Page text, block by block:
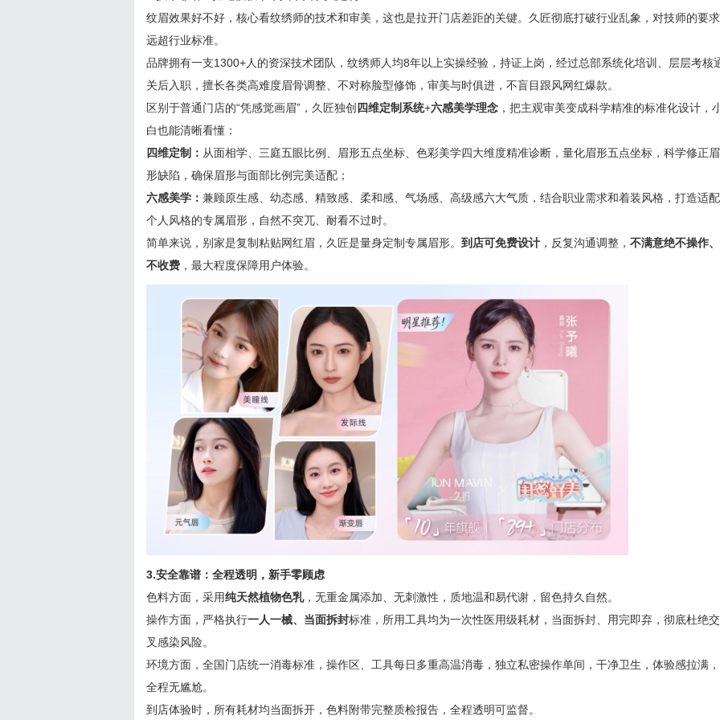
纹眉效果好不好，核心看纹绣师的技术和审美，这也是拉开门店差距的关键。久匠彻底打破行业乱象，对技师的要求
远超行业标准。
品牌拥有一支1300+人的资深技术团队，纹绣师人均8年以上实操经验，持证上岗，经过总部系统化培训、层层考核
关后入职，擅长各类高难度眉骨调整、不对称脸型修饰，审美与时俱进，不盲目跟风网红爆款。
区别于普通门店的“凭感觉画眉”，久匠独创 四维定制系统+六感美学理念 ，把主观审美变成科学精准的标准化设计，
白也能清晰看懂：
四维定制： 从面相学、三庭五眼比例、眉形五点坐标、色彩美学四大维度精准诊断，量化眉形五点坐标，科学修正眉
形缺陷，确保眉形与面部比例完美适配；
六感美学： 兼顾原生感、幼态感、精致感、柔和感、气场感、高级感六大气质，结合职业需求和着装风格，打造适配
个人风格的专属眉形，自然不突兀、耐看不过时。
简单来说，别家是复制粘贴网红眉，久匠是量身定制专属眉形。 到店可免费设计 ，反复沟通调整， 不满意绝不操作、
不收费 ，最大程度保障用户体验。
3.安全靠谱：全程透明，新手零顾虑
色料方面，采用纯天然植物色乳，无重金属添加、无刺激性，质地温和易代谢，留色持久自然。
操作方面，严格执行一人一械、当面拆封标准，所用工具均为一次性医用级耗材，当面拆封、用完即弃，彻底杜绝交
叉感染风险。
环境方面，全国门店统一消毒标准，操作区、工具每日多重高温消毒，独立私密操作单间，干净卫生，体验感拉满，
全程无尴尬。
到店体验时，所有耗材均当面拆开，色料附带完整质检报告，全程透明可监督。